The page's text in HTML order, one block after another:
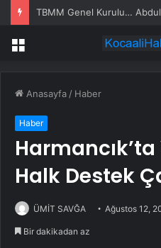
Menü
Anasayfa / Haber
Haber
Halk Destek
ÜMİT SAVĞA Ağustos 12,
Bir dakikadan az